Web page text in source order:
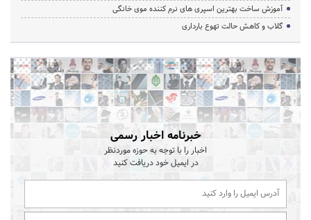
آموزش ساخت بهترین اسپری های نرم‌ کننده موی خانگی
گلاب و کاهش حالت تهوع بارداری
خبرنامه اخبار رسمی
اخبار را با توجه به حوزه موردنظر
در ایمیل خود دریافت کنید